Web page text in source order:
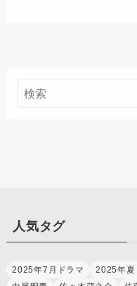
人気タグ
2025年7月ドラマ 2025年夏